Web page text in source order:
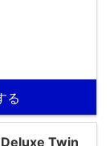
る
Twin